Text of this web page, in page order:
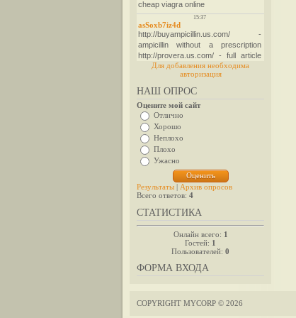
Для добавления необходима
авторизация
НАШ ОПРОС
Оцените мой сайт
Отлично
Хорошо
Неплохо
Плохо
Ужасно
Результаты | Архив опросов
Всего ответов: 4
СТАТИСТИКА
Онлайн всего: 1
Гостей: 1
Пользователей: 0
ФОРМА ВХОДА
COPYRIGHT MYCORP © 2026